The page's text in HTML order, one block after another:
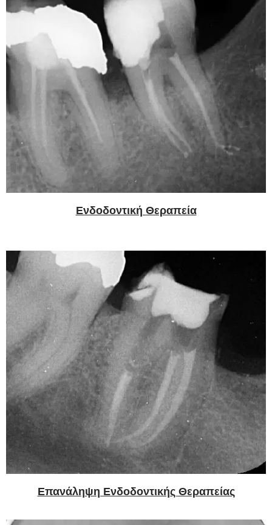
Ενδοδοντική Θεραπεία
Επανάληψη Ενδοδοντικής Θεραπείας